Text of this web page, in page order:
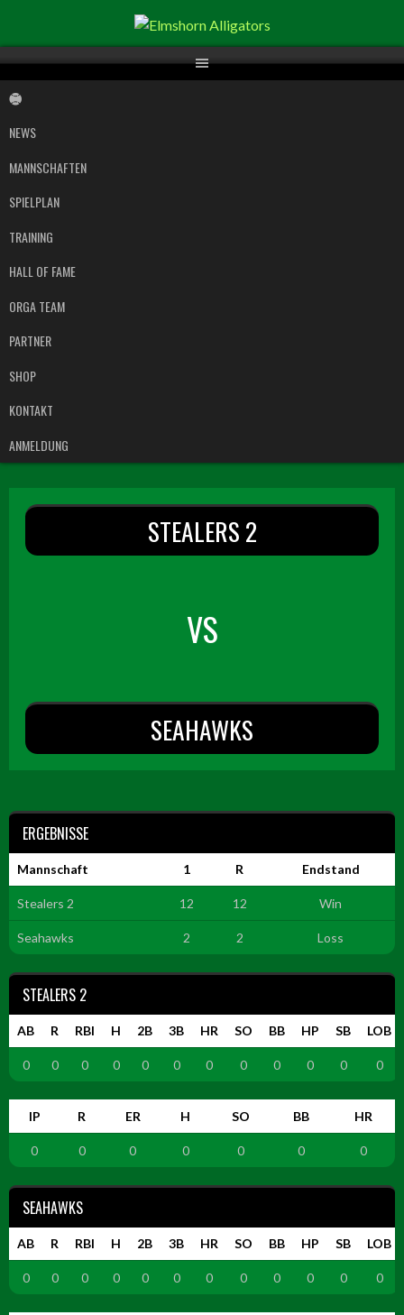
Inhalt
NEWS
MANNSCHAFTEN
SPIELPLAN
TRAINING
HALL OF FAME
ORGA TEAM
PARTNER
SHOP
KONTAKT
ANMELDUNG
STEALERS 2
VS
SEAHAWKS
ERGEBNISSE
Mannschaft 1 R Endstand
Stealers 2 12 12 Win
Seahawks 2 2 Loss
STEALERS 2
AB R RBI H 2B 3B HR SO BB HP SB LOB
0 0 0 0 0 0 0 0 0 0 0 0
IP R ER H SO BB HR
0 0 0 0 0 0 0
SEAHAWKS
AB R RBI H 2B 3B HR SO BB HP SB LOB
0 0 0 0 0 0 0 0 0 0 0 0